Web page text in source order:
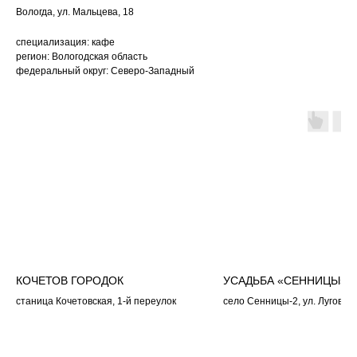
Вологда, ул. Мальцева, 18
специализация: кафе
регион: Вологодская область
федеральный округ: Северо-Западный
КОЧЕТОВ ГОРОДОК
станица Кочетовская, 1-й переулок
УСАДЬБА «СЕННИЦЫ»
село Сенницы-2, ул.